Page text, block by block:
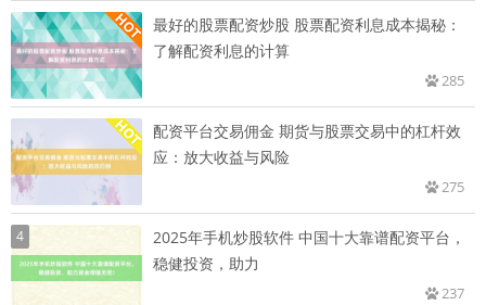
最好的股票配资炒股 股票配资利息成本揭秘：
了解配资利息的计算
285
配资平台交易佣金 期货与股票交易中的杠杆效
应：放大收益与风险
275
4
2025年手机炒股软件 中国十大靠谱配资平台，
稳健投资，助力
237